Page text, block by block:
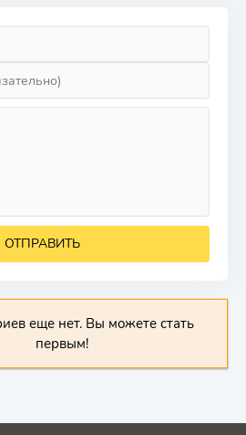
ОТПРАВИТЬ
еще нет. Вы можете стать
первым!